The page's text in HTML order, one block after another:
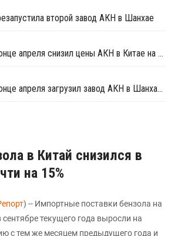
второй завод АКН в Шанхае
Shanghai Secco в конце апреля снизил цены АКН в Китае на CNY100 за тонну
Shanghai Secco в конце апреля загрузил завод АКН в Шанхае на уровне 50%
в Китай снизился в
на 15%
) -- Импортные поставки бензола на
текущего года выросли на
с тем же месяцем предыдущего года и